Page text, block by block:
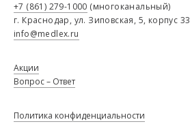
+7 (861) 279-1000 (многоканальный)
г. Краснодар, ул. Зиповская, 5, корпус 33
info@medlex.ru
Акции
Вопрос – Ответ
Политика конфиденциальности